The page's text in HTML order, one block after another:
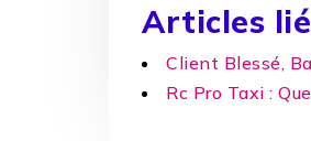
Articles
Client Blessé,
Rc Pro Taxi :